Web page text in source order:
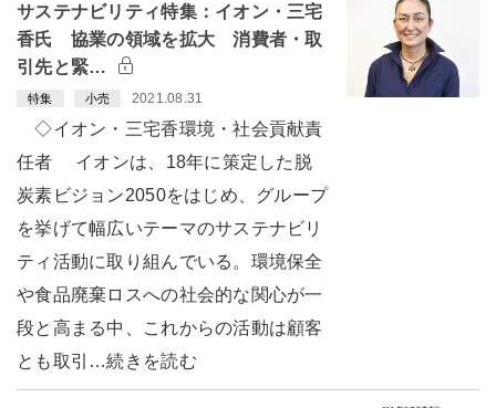
サステナビリティ特集：イオン・三宅
香氏 協業の領域を拡大 消費者・取
引先と緊…
特集 小売 2021.08.31
◇イオン・三宅香環境・社会貢献責
任者 イオンは、18年に策定した脱
炭素ビジョン2050をはじめ、グループ
を挙げて幅広いテーマのサステナビリ
ティ活動に取り組んでいる。環境保全
や食品廃棄ロスへの社会的な関心が一
段と高まる中、これからの活動は顧客
とも取引…続きを読む